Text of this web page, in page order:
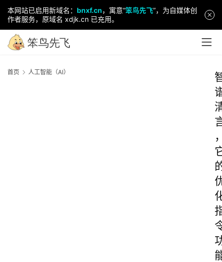
本网站已启用新域名： bnxf.cn，寓意“笨鸟先飞”，为自媒体创
作者服务，原域名 xdjk.cn 已充用。
首页 人工智能（AI）